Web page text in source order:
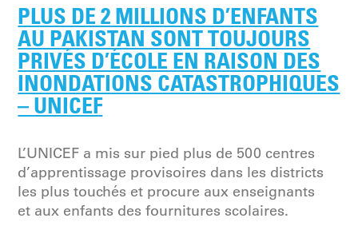
PLUS DE 2 MILLIONS D’ENFANTS
AU PAKISTAN SONT TOUJOURS
PRIVÉS D’ÉCOLE EN RAISON DES
INONDATIONS CATASTROPHIQUES
– UNICEF
L’UNICEF a mis sur pied plus de 500 centres
d’apprentissage provisoires dans les districts
les plus touchés et procure aux enseignants
et aux enfants des fournitures scolaires.